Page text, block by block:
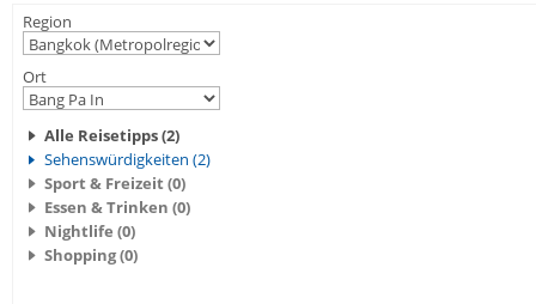
Region
Ort
Alle Reisetipps (2)
Sehenswürdigkeiten (2)
Sport & Freizeit (0)
Essen & Trinken (0)
Nightlife (0)
Shopping (0)